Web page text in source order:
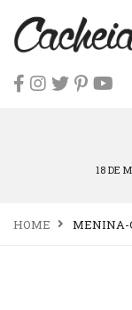
18 DE
HOME MENINA-